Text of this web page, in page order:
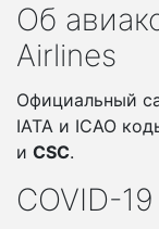
Об
Airlines
Официальный
IATA и ICAO
и CSC.
COVID-19